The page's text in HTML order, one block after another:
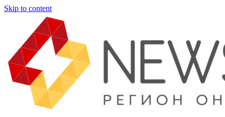
Skip to content